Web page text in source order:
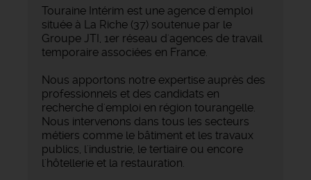
Touraine Intérim est une agence d'emploi
située à La Riche (37) soutenue par le
Groupe JTI, 1er réseau d'agences de travail
temporaire associées en France.
Nous apportons notre expertise auprès des
professionnels et des candidats en
recherche d'emploi en région tourangelle.
Nous intervenons dans tous les secteurs
métiers comme le bâtiment et les travaux
publics, l'industrie, le tertiaire ou encore
l'hôtellerie et la restauration.